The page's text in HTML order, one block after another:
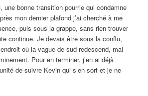
une bonne transition pourrie qui condamne
mon dernier plafond j’ai cherché à me
puis sous la grappe, sans rien trouver
continue. Je devais être sous la conflu,
où la vague de sud redescend, mal
Pour en terminer, j’en ai déjà
de suivre Kevin qui s’en sort et je ne